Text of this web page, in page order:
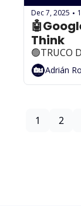
Dec 7, 2025 •
Think
🟢TRUCO
Adrián
1 2